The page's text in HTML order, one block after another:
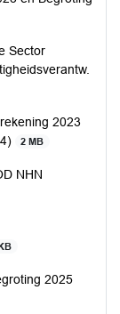
Sector
2023
2 MB
NHN
2025